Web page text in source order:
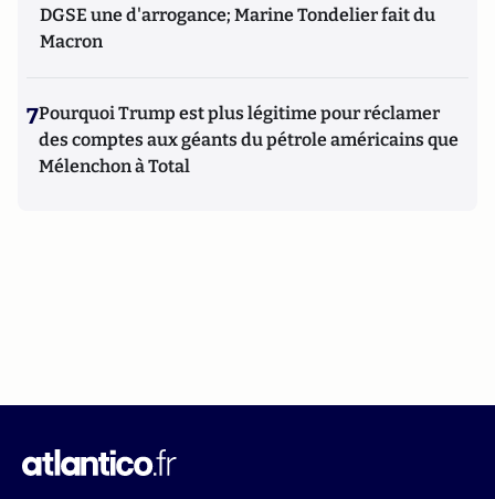
DGSE une d'arrogance; Marine Tondelier fait du
Macron
7Pourquoi Trump est plus légitime pour réclamer
des comptes aux géants du pétrole américains que
Mélenchon à Total